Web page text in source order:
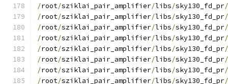
/root/sziklai_pair_amplifier/libs/sky130_fd_pr/
/root/sziklai_pair_amplifier/libs/sky130_fd_pr/
/root/sziklai_pair_amplifier/libs/sky130_fd_pr/
/root/sziklai_pair_amplifier/libs/sky130_fd_pr/
/root/sziklai_pair_amplifier/libs/sky130_fd_pr/
/root/sziklai_pair_amplifier/libs/sky130_fd_pr/
/root/sziklai_pair_amplifier/libs/sky130_fd_pr/
/root/sziklai_pair_amplifier/libs/sky130_fd_pr/